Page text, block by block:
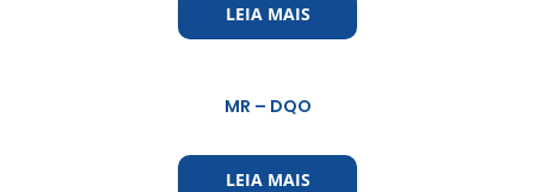
LEIA MAIS
MR – DQO
LEIA MAIS